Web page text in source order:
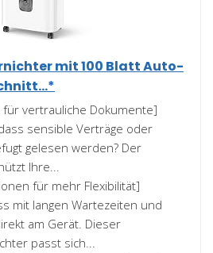
mit 100 Blatt Auto-
für vertrauliche Dokumente]
sensible Verträge oder
gelesen werden? Der
Ihre...
für mehr Flexibilität]
mit langen Wartezeiten und
am Gerät. Dieser
passt sich...